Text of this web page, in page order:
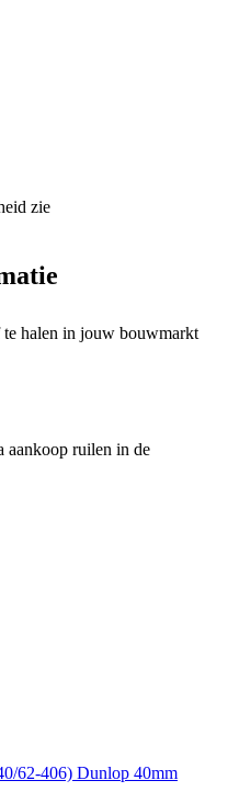
zie
te halen in jouw bouwmarkt
aankoop ruilen in de
62-406) Dunlop 40mm